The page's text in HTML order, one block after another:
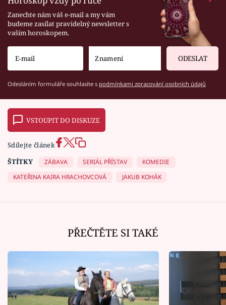
Zanechte nám váš e-mail a my vám
budeme zasílat pravidelný newsletter s
vaším horoskopem.
ODESLAT
Odesláním formuláře souhlasíte s podmínkami zpracování osobních údajů
VSTOUPIT DO DISKUZE
Sdílejte článek
ŠTÍTKY
ZÁBAVA SERIÁL PŘÍSTAV
KOMEDIE
KATEŘINA KAIRA HRACHOVCOVÁ
JAKUB KOHÁK
PŘEČTĚTE SI TAKÉ